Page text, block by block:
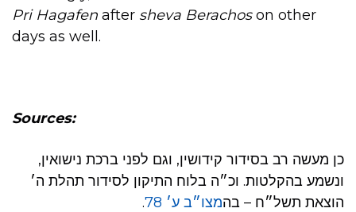
Pri Hagafen after sheva Berachoson other
days as well.
Sources:
כן מעשה רב בסידור קידושין, וגם לפני ברכת נישואין,
ונשמע בהקלטות. וכ״ה בלוח התיקון לסידור תהלת ה׳
הוצאת תשל״ח – בהמצו״ב ע׳ 78 .